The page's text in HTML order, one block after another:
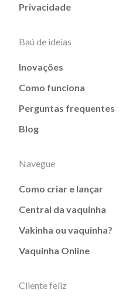
Privacidade
Baú de ideias
Inovações
Como funciona
Perguntas frequentes
Blog
Navegue
Como criar e lançar
Central da vaquinha
Vakinha ou vaquinha?
Vaquinha Online
Cliente feliz